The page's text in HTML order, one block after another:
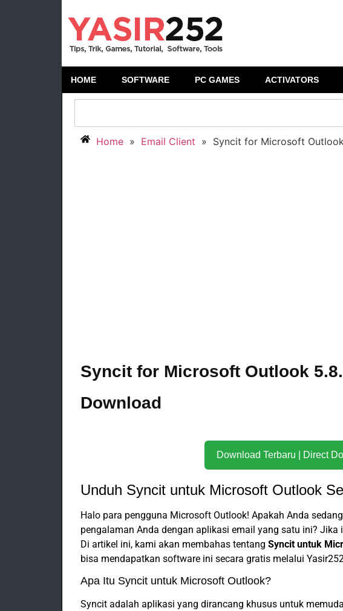
HOME SOFTWARE PC GAMES ACTIVATORS
Home » Email Client » Syncit for Microsoft
Syncit for Microsoft Outlook
Download
Download Terbaru
Unduh Syncit untuk Microsoft Outlook
Halo para pengguna Microsoft Outlook! Apakah Anda
pengalaman Anda dengan aplikasi email yang satu ini? Jika
Di artikel ini, kami akan membahas tentang Syncit untuk
bisa mendapatkan software ini secara gratis melalui
Apa Itu Syncit untuk Microsoft Outlook?
Syncit adalah aplikasi yang dirancang khusus untuk